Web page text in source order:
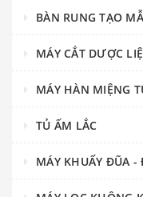
BÀN RUNG TẠO
MÁY CẮT DƯỢC
MÁY HÀN MIỆNG
TỦ ẤM LẮC
MÁY KHUẤY ĐŨA